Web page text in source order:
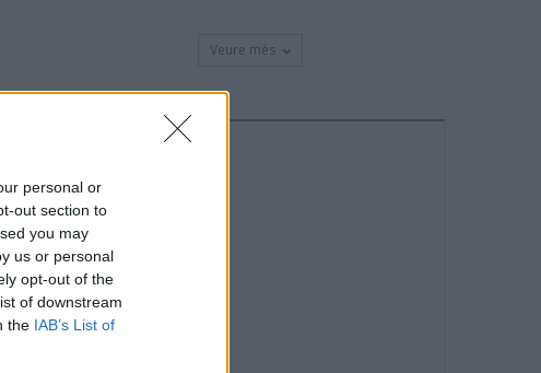
personal or
out section to
you may
us or personal
opt-out of the
of downstream
the IAB’s List of
Veure més